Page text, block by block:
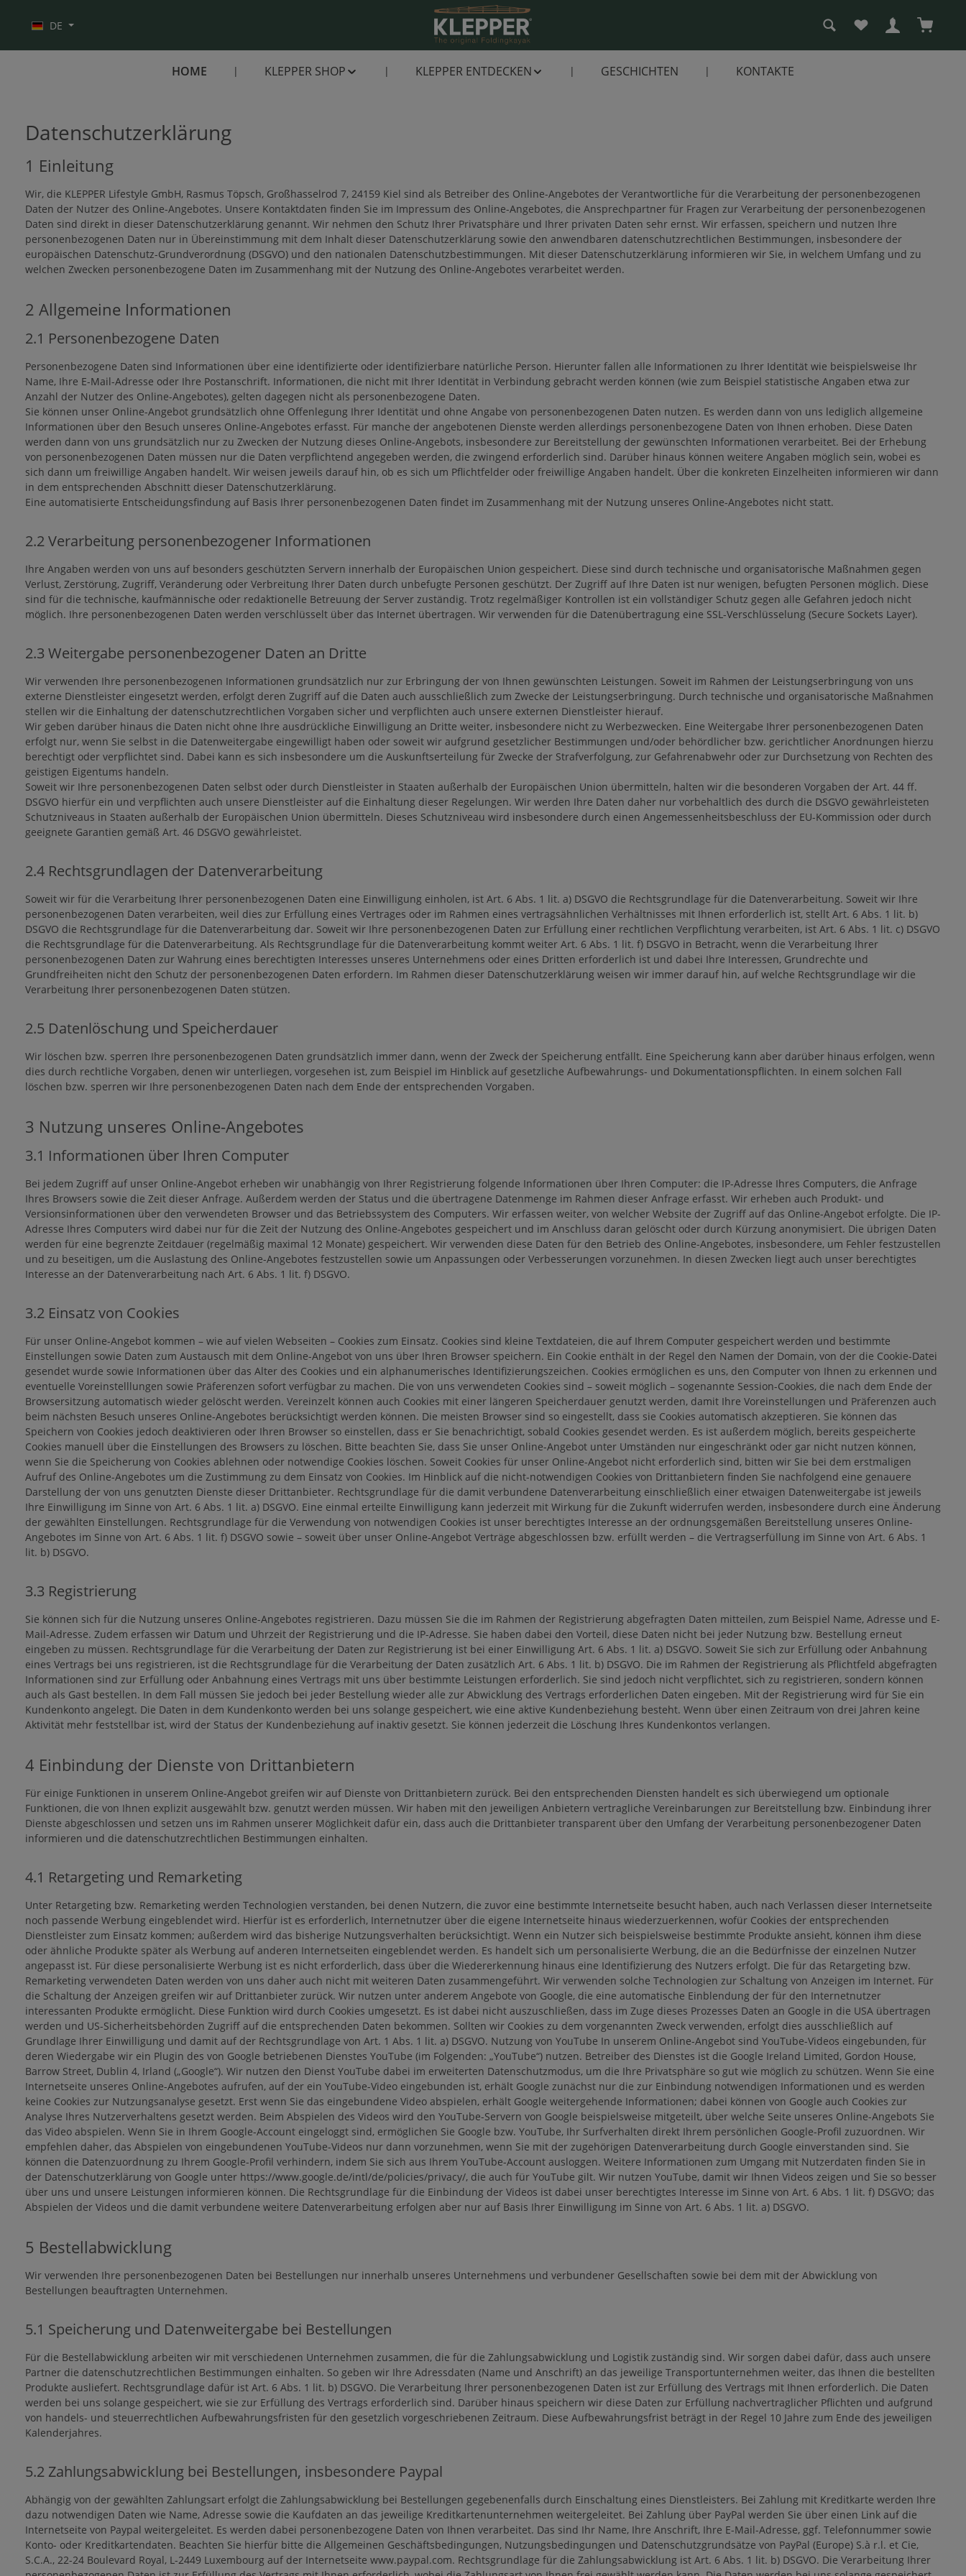
DE Du hast 0 Produkte
HOME KLEPPER SHOP KLEPPER ENTDECKEN GESCHICHTEN KONTAKTE
Datenschutzerklärung
1 Einleitung
Wir, die KLEPPER Lifestyle GmbH, Rasmus Töpsch, Großhasselrod 7, 24159 Kiel sind als Betreiber des Online-Angebotes der Verantwortliche für die Verarbeitung der personenbezogenen
Daten der Nutzer des Online-Angebotes. Unsere Kontaktdaten finden Sie im Impressum des Online-Angebotes, die Ansprechpartner für Fragen zur Verarbeitung der personenbezogenen
Daten sind direkt in dieser Datenschutzerklärung genannt. Wir nehmen den Schutz Ihrer Privatsphäre und Ihrer privaten Daten sehr ernst. Wir erfassen, speichern und nutzen Ihre
personenbezogenen Daten nur in Übereinstimmung mit dem Inhalt dieser Datenschutzerklärung sowie den anwendbaren datenschutzrechtlichen Bestimmungen, insbesondere der
europäischen Datenschutz-Grundverordnung (DSGVO) und den nationalen Datenschutzbestimmungen. Mit dieser Datenschutzerklärung informieren wir Sie, in welchem Umfang und zu
welchen Zwecken personenbezogene Daten im Zusammenhang mit der Nutzung des Online-Angebotes verarbeitet werden.
2 Allgemeine Informationen
2.1 Personenbezogene Daten
Personenbezogene Daten sind Informationen über eine identifizierte oder identifizierbare natürliche Person. Hierunter fallen alle Informationen zu Ihrer Identität wie beispielsweise Ihr
Name, Ihre E-Mail-Adresse oder Ihre Postanschrift. Informationen, die nicht mit Ihrer Identität in Verbindung gebracht werden können (wie zum Beispiel statistische Angaben etwa zur
Anzahl der Nutzer des Online-Angebotes), gelten dagegen nicht als personenbezogene Daten.
Sie können unser Online-Angebot grundsätzlich ohne Offenlegung Ihrer Identität und ohne Angabe von personenbezogenen Daten nutzen. Es werden dann von uns lediglich allgemeine
Informationen über den Besuch unseres Online-Angebotes erfasst. Für manche der angebotenen Dienste werden allerdings personenbezogene Daten von Ihnen erhoben. Diese Daten
werden dann von uns grundsätzlich nur zu Zwecken der Nutzung dieses Online-Angebots, insbesondere zur Bereitstellung der gewünschten Informationen verarbeitet. Bei der Erhebung
von personenbezogenen Daten müssen nur die Daten verpflichtend angegeben werden, die zwingend erforderlich sind. Darüber hinaus können weitere Angaben möglich sein, wobei es
sich dann um freiwillige Angaben handelt. Wir weisen jeweils darauf hin, ob es sich um Pflichtfelder oder freiwillige Angaben handelt. Über die konkreten Einzelheiten informieren wir dann
in dem entsprechenden Abschnitt dieser Datenschutzerklärung.
Eine automatisierte Entscheidungsfindung auf Basis Ihrer personenbezogenen Daten findet im Zusammenhang mit der Nutzung unseres Online-Angebotes nicht statt.
2.2 Verarbeitung personenbezogener Informationen
Ihre Angaben werden von uns auf besonders geschützten Servern innerhalb der Europäischen Union gespeichert. Diese sind durch technische und organisatorische Maßnahmen gegen
Verlust, Zerstörung, Zugriff, Veränderung oder Verbreitung Ihrer Daten durch unbefugte Personen geschützt. Der Zugriff auf Ihre Daten ist nur wenigen, befugten Personen möglich. Diese
sind für die technische, kaufmännische oder redaktionelle Betreuung der Server zuständig. Trotz regelmäßiger Kontrollen ist ein vollständiger Schutz gegen alle Gefahren jedoch nicht
möglich. Ihre personenbezogenen Daten werden verschlüsselt über das Internet übertragen. Wir verwenden für die Datenübertragung eine SSL-Verschlüsselung (Secure Sockets Layer).
2.3 Weitergabe personenbezogener Daten an Dritte
Wir verwenden Ihre personenbezogenen Informationen grundsätzlich nur zur Erbringung der von Ihnen gewünschten Leistungen. Soweit im Rahmen der Leistungserbringung von uns
externe Dienstleister eingesetzt werden, erfolgt deren Zugriff auf die Daten auch ausschließlich zum Zwecke der Leistungserbringung. Durch technische und organisatorische Maßnahmen
stellen wir die Einhaltung der datenschutzrechtlichen Vorgaben sicher und verpflichten auch unsere externen Dienstleister hierauf.
Wir geben darüber hinaus die Daten nicht ohne Ihre ausdrückliche Einwilligung an Dritte weiter, insbesondere nicht zu Werbezwecken. Eine Weitergabe Ihrer personenbezogenen Daten
erfolgt nur, wenn Sie selbst in die Datenweitergabe eingewilligt haben oder soweit wir aufgrund gesetzlicher Bestimmungen und/oder behördlicher bzw. gerichtlicher Anordnungen hierzu
berechtigt oder verpflichtet sind. Dabei kann es sich insbesondere um die Auskunftserteilung für Zwecke der Strafverfolgung, zur Gefahrenabwehr oder zur Durchsetzung von Rechten des
geistigen Eigentums handeln.
Soweit wir Ihre personenbezogenen Daten selbst oder durch Dienstleister in Staaten außerhalb der Europäischen Union übermitteln, halten wir die besonderen Vorgaben der Art. 44 ff.
DSGVO hierfür ein und verpflichten auch unsere Dienstleister auf die Einhaltung dieser Regelungen. Wir werden Ihre Daten daher nur vorbehaltlich des durch die DSGVO gewährleisteten
Schutzniveaus in Staaten außerhalb der Europäischen Union übermitteln. Dieses Schutzniveau wird insbesondere durch einen Angemessenheitsbeschluss der EU-Kommission oder durch
geeignete Garantien gemäß Art. 46 DSGVO gewährleistet.
2.4 Rechtsgrundlagen der Datenverarbeitung
Soweit wir für die Verarbeitung Ihrer personenbezogenen Daten eine Einwilligung einholen, ist Art. 6 Abs. 1 lit. a) DSGVO die Rechtsgrundlage für die Datenverarbeitung. Soweit wir Ihre
personenbezogenen Daten verarbeiten, weil dies zur Erfüllung eines Vertrages oder im Rahmen eines vertragsähnlichen Verhältnisses mit Ihnen erforderlich ist, stellt Art. 6 Abs. 1 lit. b)
DSGVO die Rechtsgrundlage für die Datenverarbeitung dar. Soweit wir Ihre personenbezogenen Daten zur Erfüllung einer rechtlichen Verpflichtung verarbeiten, ist Art. 6 Abs. 1 lit. c) DSGVO
die Rechtsgrundlage für die Datenverarbeitung. Als Rechtsgrundlage für die Datenverarbeitung kommt weiter Art. 6 Abs. 1 lit. f) DSGVO in Betracht, wenn die Verarbeitung Ihrer
personenbezogenen Daten zur Wahrung eines berechtigten Interesses unseres Unternehmens oder eines Dritten erforderlich ist und dabei Ihre Interessen, Grundrechte und
Grundfreiheiten nicht den Schutz der personenbezogenen Daten erfordern. Im Rahmen dieser Datenschutzerklärung weisen wir immer darauf hin, auf welche Rechtsgrundlage wir die
Verarbeitung Ihrer personenbezogenen Daten stützen.
2.5 Datenlöschung und Speicherdauer
Wir löschen bzw. sperren Ihre personenbezogenen Daten grundsätzlich immer dann, wenn der Zweck der Speicherung entfällt. Eine Speicherung kann aber darüber hinaus erfolgen, wenn
dies durch rechtliche Vorgaben, denen wir unterliegen, vorgesehen ist, zum Beispiel im Hinblick auf gesetzliche Aufbewahrungs- und Dokumentationspflichten. In einem solchen Fall
löschen bzw. sperren wir Ihre personenbezogenen Daten nach dem Ende der entsprechenden Vorgaben.
3 Nutzung unseres Online-Angebotes
3.1 Informationen über Ihren Computer
Bei jedem Zugriff auf unser Online-Angebot erheben wir unabhängig von Ihrer Registrierung folgende Informationen über Ihren Computer: die IP-Adresse Ihres Computers, die Anfrage
Ihres Browsers sowie die Zeit dieser Anfrage. Außerdem werden der Status und die übertragene Datenmenge im Rahmen dieser Anfrage erfasst. Wir erheben auch Produkt- und
Versionsinformationen über den verwendeten Browser und das Betriebssystem des Computers. Wir erfassen weiter, von welcher Website der Zugriff auf das Online-Angebot erfolgte. Die IP-
Adresse Ihres Computers wird dabei nur für die Zeit der Nutzung des Online-Angebotes gespeichert und im Anschluss daran gelöscht oder durch Kürzung anonymisiert. Die übrigen Daten
werden für eine begrenzte Zeitdauer (regelmäßig maximal 12 Monate) gespeichert. Wir verwenden diese Daten für den Betrieb des Online-Angebotes, insbesondere, um Fehler festzustellen
und zu beseitigen, um die Auslastung des Online-Angebotes festzustellen sowie um Anpassungen oder Verbesserungen vorzunehmen. In diesen Zwecken liegt auch unser berechtigtes
Interesse an der Datenverarbeitung nach Art. 6 Abs. 1 lit. f) DSGVO.
3.2 Einsatz von Cookies
Für unser Online-Angebot kommen – wie auf vielen Webseiten – Cookies zum Einsatz. Cookies sind kleine Textdateien, die auf Ihrem Computer gespeichert werden und bestimmte
Einstellungen sowie Daten zum Austausch mit dem Online-Angebot von uns über Ihren Browser speichern. Ein Cookie enthält in der Regel den Namen der Domain, von der die Cookie-Datei
gesendet wurde sowie Informationen über das Alter des Cookies und ein alphanumerisches Identifizierungszeichen. Cookies ermöglichen es uns, den Computer von Ihnen zu erkennen und
eventuelle Voreinstelllungen sowie Präferenzen sofort verfügbar zu machen. Die von uns verwendeten Cookies sind – soweit möglich – sogenannte Session-Cookies, die nach dem Ende der
Browsersitzung automatisch wieder gelöscht werden. Vereinzelt können auch Cookies mit einer längeren Speicherdauer genutzt werden, damit Ihre Voreinstellungen und Präferenzen auch
beim nächsten Besuch unseres Online-Angebotes berücksichtigt werden können. Die meisten Browser sind so eingestellt, dass sie Cookies automatisch akzeptieren. Sie können das
Speichern von Cookies jedoch deaktivieren oder Ihren Browser so einstellen, dass er Sie benachrichtigt, sobald Cookies gesendet werden. Es ist außerdem möglich, bereits gespeicherte
Cookies manuell über die Einstellungen des Browsers zu löschen. Bitte beachten Sie, dass Sie unser Online-Angebot unter Umständen nur eingeschränkt oder gar nicht nutzen können,
wenn Sie die Speicherung von Cookies ablehnen oder notwendige Cookies löschen. Soweit Cookies für unser Online-Angebot nicht erforderlich sind, bitten wir Sie bei dem erstmaligen
Aufruf des Online-Angebotes um die Zustimmung zu dem Einsatz von Cookies. Im Hinblick auf die nicht-notwendigen Cookies von Drittanbietern finden Sie nachfolgend eine genauere
Darstellung der von uns genutzten Dienste dieser Drittanbieter. Rechtsgrundlage für die damit verbundene Datenverarbeitung einschließlich einer etwaigen Datenweitergabe ist jeweils
Ihre Einwilligung im Sinne von Art. 6 Abs. 1 lit. a) DSGVO. Eine einmal erteilte Einwilligung kann jederzeit mit Wirkung für die Zukunft widerrufen werden, insbesondere durch eine Änderung
der gewählten Einstellungen. Rechtsgrundlage für die Verwendung von notwendigen Cookies ist unser berechtigtes Interesse an der ordnungsgemäßen Bereitstellung unseres Online-
Angebotes im Sinne von Art. 6 Abs. 1 lit. f) DSGVO sowie – soweit über unser Online-Angebot Verträge abgeschlossen bzw. erfüllt werden – die Vertragserfüllung im Sinne von Art. 6 Abs. 1
lit. b) DSGVO.
3.3 Registrierung
Sie können sich für die Nutzung unseres Online-Angebotes registrieren. Dazu müssen Sie die im Rahmen der Registrierung abgefragten Daten mitteilen, zum Beispiel Name, Adresse und E-
Mail-Adresse. Zudem erfassen wir Datum und Uhrzeit der Registrierung und die IP-Adresse. Sie haben dabei den Vorteil, diese Daten nicht bei jeder Nutzung bzw. Bestellung erneut
eingeben zu müssen. Rechtsgrundlage für die Verarbeitung der Daten zur Registrierung ist bei einer Einwilligung Art. 6 Abs. 1 lit. a) DSGVO. Soweit Sie sich zur Erfüllung oder Anbahnung
eines Vertrags bei uns registrieren, ist die Rechtsgrundlage für die Verarbeitung der Daten zusätzlich Art. 6 Abs. 1 lit. b) DSGVO. Die im Rahmen der Registrierung als Pflichtfeld abgefragten
Informationen sind zur Erfüllung oder Anbahnung eines Vertrags mit uns über bestimmte Leistungen erforderlich. Sie sind jedoch nicht verpflichtet, sich zu registrieren, sondern können
auch als Gast bestellen. In dem Fall müssen Sie jedoch bei jeder Bestellung wieder alle zur Abwicklung des Vertrags erforderlichen Daten eingeben. Mit der Registrierung wird für Sie ein
Kundenkonto angelegt. Die Daten in dem Kundenkonto werden bei uns solange gespeichert, wie eine aktive Kundenbeziehung besteht. Wenn über einen Zeitraum von drei Jahren keine
Aktivität mehr feststellbar ist, wird der Status der Kundenbeziehung auf inaktiv gesetzt. Sie können jederzeit die Löschung Ihres Kundenkontos verlangen.
4 Einbindung der Dienste von Drittanbietern
Für einige Funktionen in unserem Online-Angebot greifen wir auf Dienste von Drittanbietern zurück. Bei den entsprechenden Diensten handelt es sich überwiegend um optionale
Funktionen, die von Ihnen explizit ausgewählt bzw. genutzt werden müssen. Wir haben mit den jeweiligen Anbietern vertragliche Vereinbarungen zur Bereitstellung bzw. Einbindung ihrer
Dienste abgeschlossen und setzen uns im Rahmen unserer Möglichkeit dafür ein, dass auch die Drittanbieter transparent über den Umfang der Verarbeitung personenbezogener Daten
informieren und die datenschutzrechtlichen Bestimmungen einhalten.
4.1 Retargeting und Remarketing
Unter Retargeting bzw. Remarketing werden Technologien verstanden, bei denen Nutzern, die zuvor eine bestimmte Internetseite besucht haben, auch nach Verlassen dieser Internetseite
noch passende Werbung eingeblendet wird. Hierfür ist es erforderlich, Internetnutzer über die eigene Internetseite hinaus wiederzuerkennen, wofür Cookies der entsprechenden
Dienstleister zum Einsatz kommen; außerdem wird das bisherige Nutzungsverhalten berücksichtigt. Wenn ein Nutzer sich beispielsweise bestimmte Produkte ansieht, können ihm diese
oder ähnliche Produkte später als Werbung auf anderen Internetseiten eingeblendet werden. Es handelt sich um personalisierte Werbung, die an die Bedürfnisse der einzelnen Nutzer
angepasst ist. Für diese personalisierte Werbung ist es nicht erforderlich, dass über die Wiedererkennung hinaus eine Identifizierung des Nutzers erfolgt. Die für das Retargeting bzw.
Remarketing verwendeten Daten werden von uns daher auch nicht mit weiteren Daten zusammengeführt. Wir verwenden solche Technologien zur Schaltung von Anzeigen im Internet. Für
die Schaltung der Anzeigen greifen wir auf Drittanbieter zurück. Wir nutzen unter anderem Angebote von Google, die eine automatische Einblendung der für den Internetnutzer
interessanten Produkte ermöglicht. Diese Funktion wird durch Cookies umgesetzt. Es ist dabei nicht auszuschließen, dass im Zuge dieses Prozesses Daten an Google in die USA übertragen
werden und US-Sicherheitsbehörden Zugriff auf die entsprechenden Daten bekommen. Sollten wir Cookies zu dem vorgenannten Zweck verwenden, erfolgt dies ausschließlich auf
Grundlage Ihrer Einwilligung und damit auf der Rechtsgrundlage von Art. 1 Abs. 1 lit. a) DSGVO. Nutzung von YouTube In unserem Online-Angebot sind YouTube-Videos eingebunden, für
deren Wiedergabe wir ein Plugin des von Google betriebenen Dienstes YouTube (im Folgenden: „YouTube“) nutzen. Betreiber des Dienstes ist die Google Ireland Limited, Gordon House,
Barrow Street, Dublin 4, Irland („Google“). Wir nutzen den Dienst YouTube dabei im erweiterten Datenschutzmodus, um die Ihre Privatsphäre so gut wie möglich zu schützen. Wenn Sie eine
Internetseite unseres Online-Angebotes aufrufen, auf der ein YouTube-Video eingebunden ist, erhält Google zunächst nur die zur Einbindung notwendigen Informationen und es werden
keine Cookies zur Nutzungsanalyse gesetzt. Erst wenn Sie das eingebundene Video abspielen, erhält Google weitergehende Informationen; dabei können von Google auch Cookies zur
Analyse Ihres Nutzerverhaltens gesetzt werden. Beim Abspielen des Videos wird den YouTube-Servern von Google beispielsweise mitgeteilt, über welche Seite unseres Online-Angebots Sie
das Video abspielen. Wenn Sie in Ihrem Google-Account eingeloggt sind, ermöglichen Sie Google bzw. YouTube, Ihr Surfverhalten direkt Ihrem persönlichen Google-Profil zuzuordnen. Wir
empfehlen daher, das Abspielen von eingebundenen YouTube-Videos nur dann vorzunehmen, wenn Sie mit der zugehörigen Datenverarbeitung durch Google einverstanden sind. Sie
können die Datenzuordnung zu Ihrem Google-Profil verhindern, indem Sie sich aus Ihrem YouTube-Account ausloggen. Weitere Informationen zum Umgang mit Nutzerdaten finden Sie in
der Datenschutzerklärung von Google unter https://www.google.de/intl/de/policies/privacy/, die auch für YouTube gilt. Wir nutzen YouTube, damit wir Ihnen Videos zeigen und Sie so besser
über uns und unsere Leistungen informieren können. Die Rechtsgrundlage für die Einbindung der Videos ist dabei unser berechtigtes Interesse im Sinne von Art. 6 Abs. 1 lit. f) DSGVO; das
Abspielen der Videos und die damit verbundene weitere Datenverarbeitung erfolgen aber nur auf Basis Ihrer Einwilligung im Sinne von Art. 6 Abs. 1 lit. a) DSGVO.
5 Bestellabwicklung
Wir verwenden Ihre personenbezogenen Daten bei Bestellungen nur innerhalb unseres Unternehmens und verbundener Gesellschaften sowie bei dem mit der Abwicklung von
Bestellungen beauftragten Unternehmen.
5.1 Speicherung und Datenweitergabe bei Bestellungen
Für die Bestellabwicklung arbeiten wir mit verschiedenen Unternehmen zusammen, die für die Zahlungsabwicklung und Logistik zuständig sind. Wir sorgen dabei dafür, dass auch unsere
Partner die datenschutzrechtlichen Bestimmungen einhalten. So geben wir Ihre Adressdaten (Name und Anschrift) an das jeweilige Transportunternehmen weiter, das Ihnen die bestellten
Produkte ausliefert. Rechtsgrundlage dafür ist Art. 6 Abs. 1 lit. b) DSGVO. Die Verarbeitung Ihrer personenbezogenen Daten ist zur Erfüllung des Vertrags mit Ihnen erforderlich. Die Daten
werden bei uns solange gespeichert, wie sie zur Erfüllung des Vertrags erforderlich sind. Darüber hinaus speichern wir diese Daten zur Erfüllung nachvertraglicher Pflichten und aufgrund
von handels- und steuerrechtlichen Aufbewahrungsfristen für den gesetzlich vorgeschriebenen Zeitraum. Diese Aufbewahrungsfrist beträgt in der Regel 10 Jahre zum Ende des jeweiligen
Kalenderjahres.
5.2 Zahlungsabwicklung bei Bestellungen, insbesondere Paypal
Abhängig von der gewählten Zahlungsart erfolgt die Zahlungsabwicklung bei Bestellungen gegebenenfalls durch Einschaltung eines Dienstleisters. Bei Zahlung mit Kreditkarte werden Ihre
dazu notwendigen Daten wie Name, Adresse sowie die Kaufdaten an das jeweilige Kreditkartenunternehmen weitergeleitet. Bei Zahlung über PayPal werden Sie über einen Link auf die
Internetseite von Paypal weitergeleitet. Es werden dabei personenbezogene Daten von Ihnen verarbeitet. Das sind Ihr Name, Ihre Anschrift, Ihre E-Mail-Adresse, ggf. Telefonnummer sowie
Konto- oder Kreditkartendaten. Beachten Sie hierfür bitte die Allgemeinen Geschäftsbedingungen, Nutzungsbedingungen und Datenschutzgrundsätze von PayPal (Europe) S.à r.l. et Cie,
S.C.A., 22-24 Boulevard Royal, L-2449 Luxembourg auf der Internetseite www.paypal.com. Rechtsgrundlage für die Zahlungsabwicklung ist Art. 6 Abs. 1 lit. b) DSGVO. Die Verarbeitung Ihrer